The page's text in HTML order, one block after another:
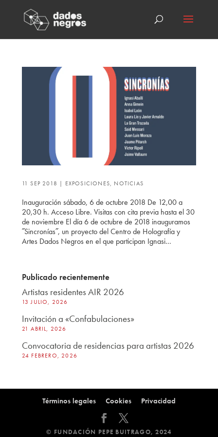
11 SEP 2018 | EXPOSICIONES, NOTICIAS
Inauguración sábado, 6 de octubre 2018 De 12,00 a
20,30 h. Acceso Libre. Visitas con cita previa hasta el 30
de noviembre El día 6 de octubre de 2018 inauguramos
˝Sincronías˝, un proyecto del Centro de Holografía y
Artes Dados Negros en el que participan Ignasi...
Publicado recientemente
Artistas residentes AIR 2026
13 JULIO, 2026
Invitación a «Confabulaciones»
21 ABRIL, 2026
Convocatoria de residencias para artistas 2026
24 FEBRERO, 2026
Términos legales Cookies Privacidad
© FUNDACIÓN PEPE BUITRAGO, 2024